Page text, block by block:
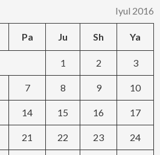
Iyul 2016
Pa Ju Sh Ya
1 2 3
7 8 9 10
14 15 16 17
21 22 23 24